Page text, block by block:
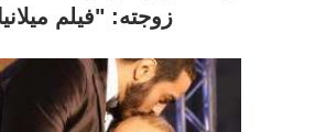
زوجته: "فيلم